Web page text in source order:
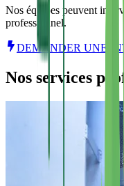
Nos équipes peuvent
professionnel.
DEMANDER UNE
Nos services